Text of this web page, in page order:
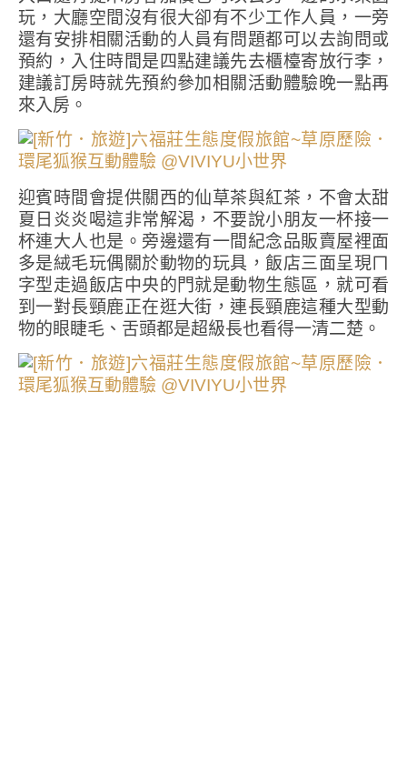
玩，大廳空間沒有很大卻有不少工作人員，一旁
還有安排相關活動的人員有問題都可以去詢問或
預約，入住時間是四點建議先去櫃檯寄放行李，
建議訂房時就先預約參加相關活動體驗晚一點再
來入房。
迎賓時間會提供關西的仙草茶與紅茶，不會太甜
夏日炎炎喝這非常解渴，不要說小朋友一杯接一
杯連大人也是。旁邊還有一間紀念品販賣屋裡面
多是絨毛玩偶關於動物的玩具，飯店三面呈現ㄇ
字型走過飯店中央的門就是動物生態區，就可看
到一對長頸鹿正在逛大街，連長頸鹿這種大型動
物的眼睫毛、舌頭都是超級長也看得一清二楚。